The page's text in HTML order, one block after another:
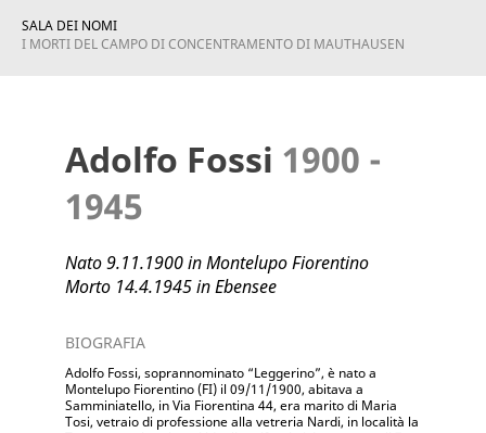
SALA DEI NOMI
I MORTI DEL CAMPO DI CONCENTRAMENTO DI MAUTHAUSEN
Adolfo Fossi 1900 -
1945
Nato 9.11.1900 in Montelupo Fiorentino
Morto 14.4.1945 in Ebensee
BIOGRAFIA
Adolfo Fossi, soprannominato “Leggerino”, è nato a
Montelupo Fiorentino (FI) il 09/11/1900, abitava a
Samminiatello, in Via Fiorentina 44, era marito di Maria
Tosi, vetraio di professione alla vetreria Nardi, in località la